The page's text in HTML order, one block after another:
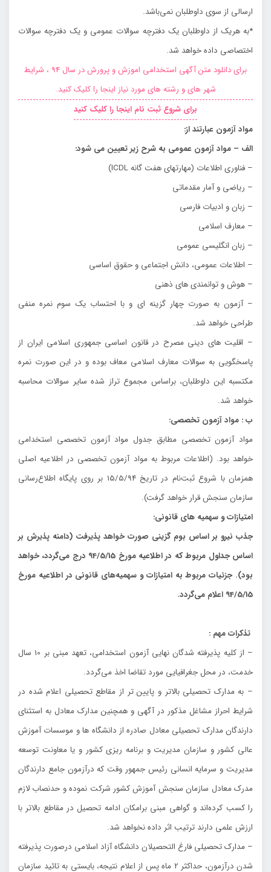
ارسالي از سوي داوطلبان نمي‌باشد.
*به هريك از داوطلبان يك دفترچه سوالات عمومي و يك دفترچه سوالات
اختصاصي داده خواهد شد.
برای دانلود متن آگهی استخدامی اموزش و پرورش در سال 94 ، شرایط
شهر های و رشته های مورد نیاز اینجا را کلیک کنید.
برای شروع ثبت نام اینجا را کلیک کنید
مواد آزمون عبارتند از:
الف – مواد آزمون عمومي به شرح زير تعيين مي شود:
– فناوري اطلاعات (مهارتهاي هفت گانه ICDL)
– رياضي و آمار مقدماتي
– زبان و ادبيات فارسي
– معارف اسلامي
– زبان انگليسي عمومي
– اطلاعات عمومي، دانش اجتماعي و حقوق اساسي
– هوش و توانمندي هاي ذهني
– آزمون به صورت چهار گزينه اي و با احتساب يك سوم نمره منفي
طراحي خواهد شد.
– اقليت هاي ديني مصرح در قانون اساسي جمهوري اسلامي ايران از
پاسخگويي به سوالات معارف اسلامي معاف بوده و در اين صورت نمره
مكتسبه اين داوطلبان، براساس مجموع تراز شده ساير سوالات محاسبه
خواهد شد.
ب : مواد آزمون تخصصي:
مواد آزمون تخصصي مطابق جدول مواد آزمون تخصصي استخدامي
خواهد بود. (اطلاعات مربوط به مواد آزمون تخصصي در اطلاعيه اصلي
همزمان با شروع ثبت‌نام در تاريخ 15/5/94 بر روي پايگاه اطلاع‌رساني
سازمان سنجش قرار خواهد گرفت).
امتيازات و سهميه هاي قانوني:
جذب نيرو بر اساس بوم گزيني صورت خواهد پذيرفت (دامنه پذيرش بر
اساس جداول مربوط كه در اطلاعيه مورخ 94/5/15 درج مي‌گردد، خواهد
بود). جزئيات مربوط به امتيازات و سهميه‌هاي قانوني در اطلاعيه مورخ
94/5/15 اعلام مي‌گردد.
تذكرات مهم :
– از كليه پذيرفته شدگان نهايي آزمون استخدامي، تعهد مبني بر 10 سال
خدمت، در محل جغرافيايي مورد تقاضا اخذ مي‌گردد.
– به مدارك تحصيلي بالاتر و پايين تر از مقاطع تحصيلي اعلام شده در
شرايط احراز مشاغل مذكور در آگهي و همچنين مدارك معادل به استثناي
دارندگان مدارك تحصيلي معادل صادره از دانشگاه ها و موسسات آموزش
عالي كشور و سازمان مديريت و برنامه ريزي كشور و يا معاونت توسعه
مديريت و سرمايه انساني رئيس جمهور وقت كه درآزمون جامع دارندگان
مدرك معادل سازمان سنجش آموزش كشور شركت نموده و حدنصاب لازم
را كسب كرده‌اند و گواهي مبني برامكان ادامه تحصيل در مقاطع بالاتر با
ارزش علمي دارند ترتيب اثر داده نخواهد شد.
– مدارك تحصيلي فارغ التحصيلان دانشگاه آزاد اسلامي درصورت پذيرفته
شدن درآزمون، حداكثر 2 ماه پس از اعلام نتيجه، بايستي به تائيد سازمان